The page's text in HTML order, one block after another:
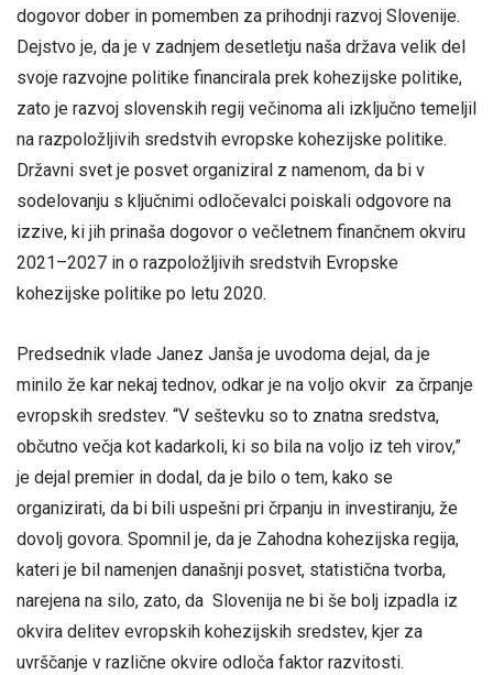
dogovor dober in pomemben za prihodnji razvoj Slovenije.
Dejstvo je, da je v zadnjem desetletju naša država velik del
svoje razvojne politike financirala prek kohezijske politike,
zato je razvoj slovenskih regij večinoma ali izključno temeljil
na razpoložljivih sredstvih evropske kohezijske politike.
Državni svet je posvet organiziral z namenom, da bi v
sodelovanju s ključnimi odločevalci poiskali odgovore na
izzive, ki jih prinaša dogovor o večletnem finančnem okviru
2021–2027 in o razpoložljivih sredstvih Evropske
kohezijske politike po letu 2020.
Predsednik vlade Janez Janša je uvodoma dejal, da je
minilo že kar nekaj tednov, odkar je na voljo okvir za črpanje
evropskih sredstev. “V seštevku so to znatna sredstva,
občutno večja kot kadarkoli, ki so bila na voljo iz teh virov,”
je dejal premier in dodal, da je bilo o tem, kako se
organizirati, da bi bili uspešni pri črpanju in investiranju, že
dovolj govora. Spomnil je, da je Zahodna kohezijska regija,
kateri je bil namenjen današnji posvet, statistična tvorba,
narejena na silo, zato, da Slovenija ne bi še bolj izpadla iz
okvira delitev evropskih kohezijskih sredstev, kjer za
uvrščanje v različne okvire odloča faktor razvitosti.